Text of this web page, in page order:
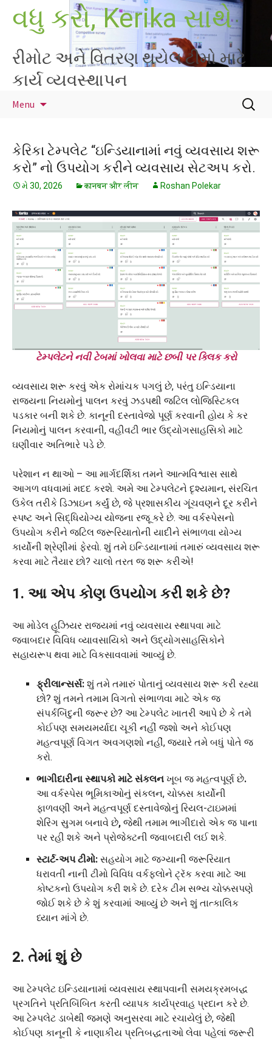
content
વધુ કરો, Kerika સાથે
રીમોટ અને વિતરણ થયેલ ટીમો માટે
કાર્ય વ્યવસ્થાપન
Menu
માટે
શોધો
કેરિકા ટેમ્પલેટ “ઇન્ડિયાનામાં નવું વ્યવસાય શરૂ
કરો” નો ઉપયોગ કરીને વ્યવસાય સેટઅપ કરો.
મે 30, 2026 कानबन और लीन Roshan Polekar
ટેમ્પલેટને નવી ટેબમાં ખોલવા માટે છબી પર ક્લિક કરો
વ્યવસાય શરૂ કરવું એક રોમાંચક પગલું છે, પરંતુ ઇન્ડિયાના
રાજ્યના નિયમોનું પાલન કરવું ઝડપથી જટિલ લોજિસ્ટિકલ
પડકાર બની શકે છે. કાનૂની દસ્તાવેજો પૂર્ણ કરવાની હોય કે કર
નિયમોનું પાલન કરવાની, વહીવટી ભાર ઉદ્યોગસાહસિકો માટે
ઘણીવાર અતિભારે પડે છે.
પરેશાન ન થાઓ – આ માર્ગદર્શિકા તમને આત્મવિશ્વાસ સાથે
આગળ વધવામાં મદદ કરશે. અમે આ ટેમ્પલેટને દૃશ્યમાન, સંરચિત
ઉકેલ તરીકે ડિઝાઇન કર્યું છે, જે પ્રશાસકીય ગૂંચવણને દૂર કરીને
સ્પષ્ટ અને સિદ્ધિયોગ્ય યોજના રજૂ કરે છે. આ વર્કસ્પેસનો
ઉપયોગ કરીને જટિલ જરૂરિયાતોની યાદીને સંભાળવા યોગ્ય
કાર્યોની શ્રેણીમાં ફેરવો. શું તમે ઇન્ડિયાનામાં તમારું વ્યવસાય શરૂ
કરવા માટે તૈયાર છો? ચાલો તરત જ શરૂ કરીએ!
1. આ એપ કોણ ઉપયોગ કરી શકે છે?
આ મોડેલ હૂઝિયર રાજ્યમાં નવું વ્યવસાય સ્થાપવા માટે
જવાબદાર વિવિધ વ્યાવસાયિકો અને ઉદ્યોગસાહસિકોને
સહાયરૂપ થવા માટે વિકસાવવામાં આવ્યું છે.
ફ્રીલાન્સર્સ: શું તમે તમારું પોતાનું વ્યવસાય શરૂ કરી રહ્યા
છો? શું તમને તમામ વિગતો સંભાળવા માટે એક જ
સંપર્કબિંદુની જરૂર છે? આ ટેમ્પલેટ ખાતરી આપે છે કે તમે
કોઈપણ સમયમર્યાદા ચૂકી નહીં જશો અને કોઈપણ
મહત્વપૂર્ણ વિગત અવગણશો નહીં, જ્યારે તમે બધું પોતે જ
કરો.
ભાગીદારીના સ્થાપકો માટે સંકલન ખૂબ જ મહત્વપૂર્ણ છે.
આ વર્કસ્પેસ ભૂમિકાઓનું સંકલન, ચોક્કસ કાર્યોની
ફાળવણી અને મહત્વપૂર્ણ દસ્તાવેજોનું રિયલ-ટાઇમમાં
શેરિંગ સુગમ બનાવે છે, જેથી તમામ ભાગીદારો એક જ પાના
પર રહી શકે અને પ્રોજેક્ટની જવાબદારી લઈ શકે.
સ્ટાર્ટ-અપ ટીમો: સહયોગ માટે જગ્યાની જરૂરિયાત
ધરાવતી નાની ટીમો વિવિધ વર્કફ્લોને ટ્રૅક કરવા માટે આ
કોષ્ટકનો ઉપયોગ કરી શકે છે. દરેક ટીમ સભ્ય ચોક્કસપણે
જોઈ શકે છે કે શું કરવામાં આવ્યું છે અને શું તાત્કાલિક
ધ્યાન માંગે છે.
2. તેમાં શું છે
આ ટેમ્પલેટ ઇન્ડિયાનામાં વ્યવસાય સ્થાપવાની સમયક્રમબદ્ધ
પ્રગતિને પ્રતિબિંબિત કરતી વ્યાપક કાર્યપ્રવાહ પ્રદાન કરે છે.
આ ટેમ્પલેટ ડાબેથી જમણે અનુસરવા માટે રચાયેલું છે, જેથી
કોઈપણ કાનૂની કે નાણાકીય પ્રતિબદ્ધતાઓ લેવા પહેલાં જરૂરી